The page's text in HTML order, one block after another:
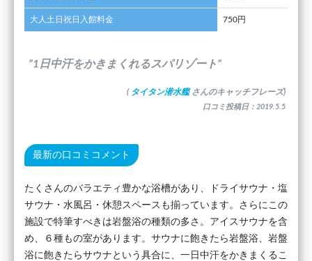
大人土日祝日入館料金 750円
”1日中汗をかきまくれるスパリゾート”
( タイタン潜水艦 さんのキャッチフレーズ)
口コミ投稿日：2019.5.5
最新の口コミコメント
たくさんのバラエティ豊かな浴槽があり、ドライサウナ・塩
サウナ・水風呂・休憩スペースも揃っています。さらにこの
施設で特筆すべきは岩盤浴の種類の多さ。アイスサウナを含
め、６種もの室があります。サウナに飽きたら岩盤浴、岩盤
浴に飽きたらサウナという具合に、一日中汗をかきまくるこ